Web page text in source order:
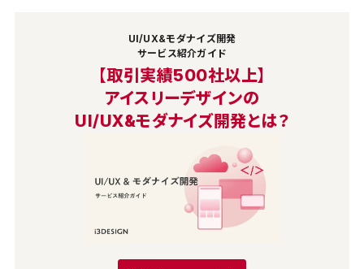
UI/UX&モダナイズ開発
サービス紹介ガイド
【取引実績500社以上】
アイスリーデザインの
UI/UX&モダナイズ開発とは？